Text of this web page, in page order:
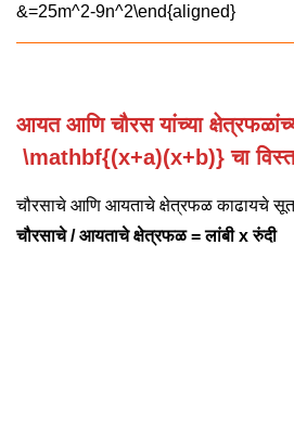
&=25m^2-9n^2\end{aligned}
आयत आणि चौरस यांच्या
\mathbf{(x+a)(x+b)} चा
चौरसाचे आणि आयताचे क्षेत्रफळ काढायचे
चौरसाचे / आयताचे क्षेत्रफळ = लांबी x रुंदी